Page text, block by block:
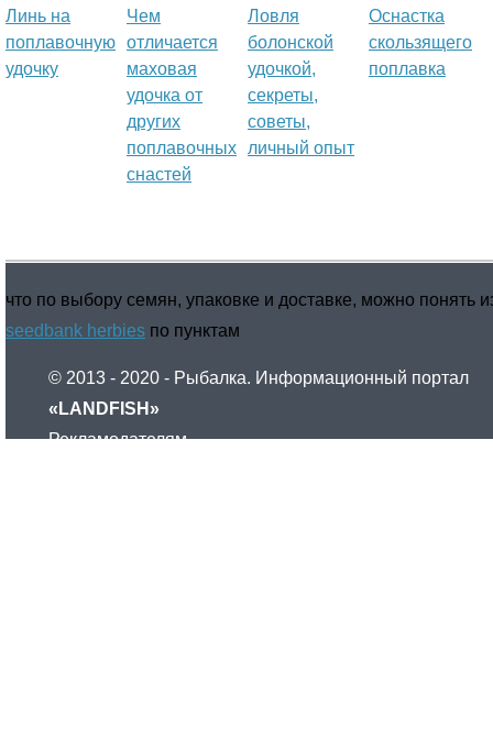
Линь на
поплавочную
удочку
Чем
отличается
маховая
удочка от
других
поплавочных
снастей
Ловля
болонской
удочкой,
секреты,
советы,
личный опыт
Оснастка
скользящего
поплавка
что по выбору семян, упаковке и доставке, можно понять
seedbank herbies по пунктам
© 2013 - 2020 - Рыбалка. Информационный портал
«LANDFISH»
Рекламодателям